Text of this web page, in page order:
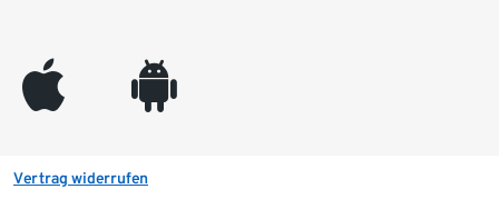
appleinc android
Vertrag widerrufen